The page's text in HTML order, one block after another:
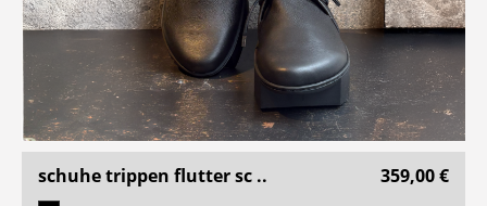
schuhe trippen flutter sc .. 359,00 €